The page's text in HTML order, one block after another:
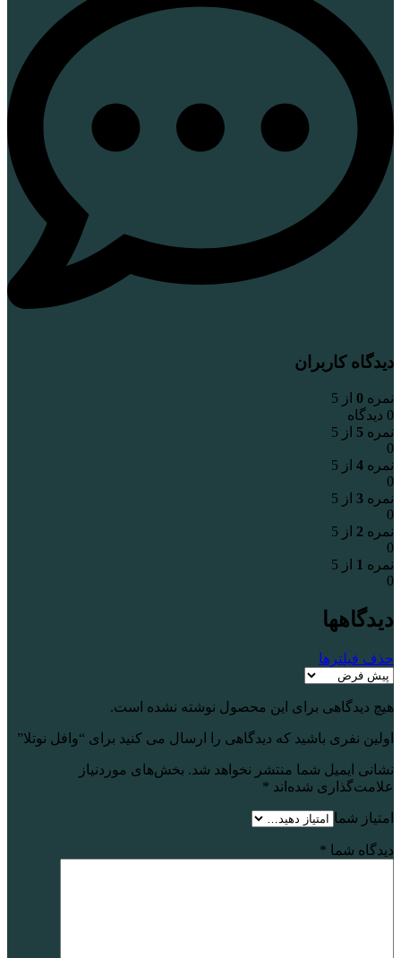
دیدگاه کاربران
نمره 0 از 5
0 دیدگاه
نمره 5 از 5
0
نمره 4 از 5
0
نمره 3 از 5
0
نمره 2 از 5
0
نمره 1 از 5
0
دیدگاهها
حذف فیلترها
هیچ دیدگاهی برای این محصول نوشته نشده است.
اولین نفری باشید که دیدگاهی را ارسال می کنید برای “وافل نوتلا”
نشانی ایمیل شما منتشر نخواهد شد. بخش‌های موردنیاز
علامت‌گذاری شده‌اند *
امتیاز شما
دیدگاه شما *